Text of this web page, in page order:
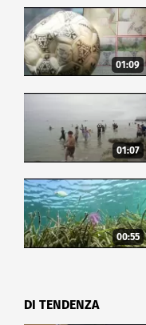
01:09
01:07
00:55
DI TENDENZA